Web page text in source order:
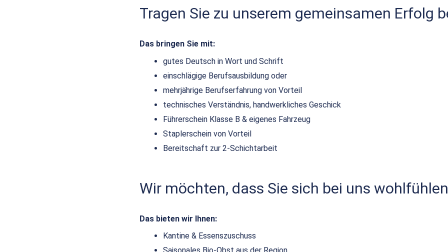
Tragen Sie zu unserem gemeinsamen Erfolg
Das bringen Sie mit:
gutes Deutsch in Wort und Schrift
einschlägige Berufsausbildung oder
mehrjährige Berufserfahrung von Vorteil
technisches Verständnis, handwerkliches Geschick
Führerschein Klasse B & eigenes Fahrzeug
Staplerschein von Vorteil
Bereitschaft zur 2-Schichtarbeit
Wir möchten, dass Sie sich bei uns
Das bieten wir Ihnen:
Kantine & Essenszuschuss